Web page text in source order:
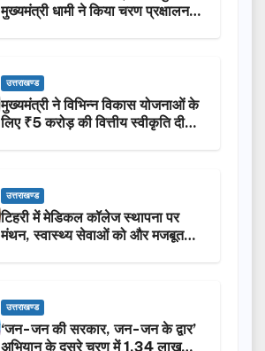
मुख्यमंत्री धामी ने किया चरण प्रक्षालन…
उत्तराखण्ड
मुख्यमंत्री ने विभिन्न विकास योजनाओं के
लिए ₹5 करोड़ की वित्तीय स्वीकृति दी…
उत्तराखण्ड
टिहरी में मेडिकल कॉलेज स्थापना पर
मंथन, स्वास्थ्य सेवाओं को और मजबूत
उत्तराखण्ड
‘जन-जन की सरकार, जन-जन के द्वार’
अभियान के दूसरे चरण में 1.34 लाख